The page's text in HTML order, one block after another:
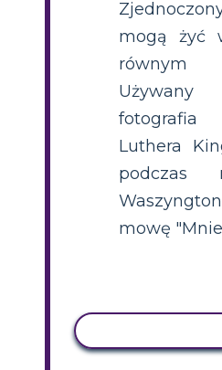
mogą żyć
Luthera
podczas
mowę